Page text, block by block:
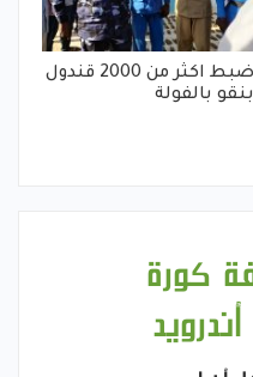
ضبط اكثر من 2000 قندول
بنقو بالفولة